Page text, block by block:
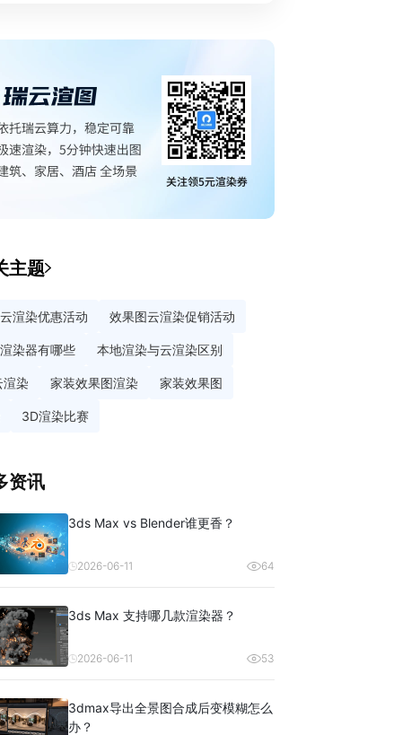
主题
渲染优惠活动 效果图云渲染促销活动
染器有哪些 本地渲染与云渲染区别
染 家装效果图渲染 家装效果图
3D渲染比赛
资讯
3ds Max vs Blender谁更香？
2026-06-11 64
3ds Max 支持哪几款渲染器？
2026-06-11 53
3dmax导出全景图合成后变模糊怎么
办？